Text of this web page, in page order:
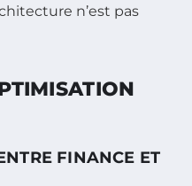
n’est pas
FINANCE ET